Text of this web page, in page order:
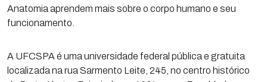
Anatomia aprendem mais sobre o corpo humano e seu
funcionamento.
A UFCSPA é uma universidade federal pública e gratuita
localizada na rua Sarmento Leite, 245, no centro histórico